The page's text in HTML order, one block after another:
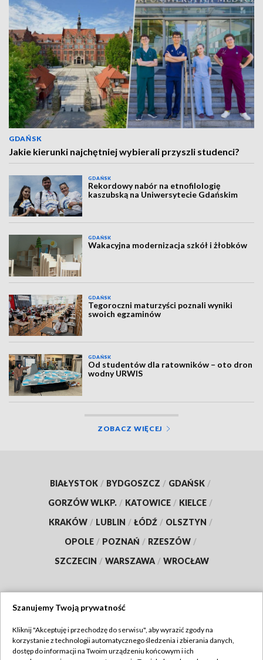
GDAŃSK
Jakie kierunki najchętniej wybierali przyszli studenci?
GDAŃSK
Rekordowy nabór na etnofilologię
kaszubską na Uniwersytecie Gdańskim
GDAŃSK
Wakacyjna modernizacja szkół i żłobków
GDAŃSK
Tegoroczni maturzyści poznali wyniki
swoich egzaminów
GDAŃSK
Od studentów dla ratowników – oto dron
wodny URWIS
ZOBACZ WIĘCEJ
BIAŁYSTOK / BYDGOSZCZ / GDAŃSK /
GORZÓW WLKP. / KATOWICE / KIELCE /
KRAKÓW / LUBLIN / ŁÓDŹ / OLSZTYN /
OPOLE / POZNAŃ / RZESZÓW /
SZCZECIN / WARSZAWA / WROCŁAW
TVP
Szanujemy Twoją prywatność
Kliknij "Akceptuję i przechodzę do serwisu", aby wyrazić zgody na
korzystanie z technologii automatycznego śledzenia i zbierania danych,
dostęp do informacji na Twoim urządzeniu końcowym i ich